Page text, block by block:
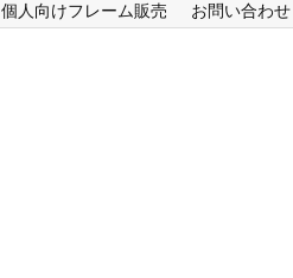
個人向けフレーム販売 お問い合わせ